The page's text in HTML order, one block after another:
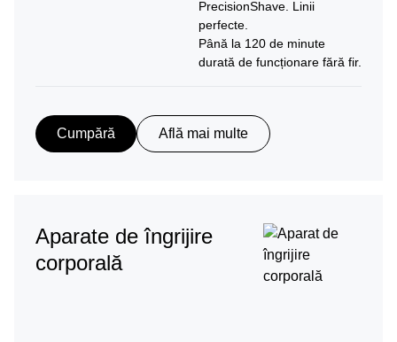
PrecisionShave. Linii
perfecte.
Până la 120 de minute
durată de funcționare fără fir.
Cumpără Află mai multe
Aparate de îngrijire
corporală